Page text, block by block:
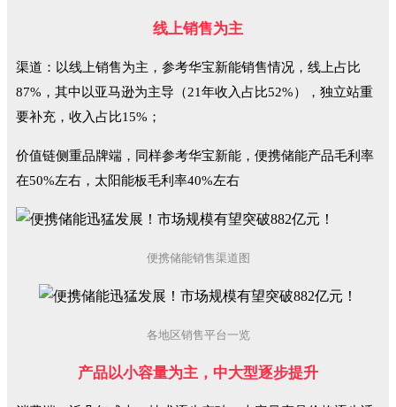
线上销售为主
渠道：以线上销售为主，参考华宝新能销售情况，线上占比
87%，其中以亚马逊为主导（21年收入占比52%），独立站重
要补充，收入占比15%；
价值链侧重品牌端，同样参考华宝新能，便携储能产品毛利率
在50%左右，太阳能板毛利率40%左右
便携储能销售渠道图
各地区销售平台一览
产品以小容量为主，中大型逐步提升